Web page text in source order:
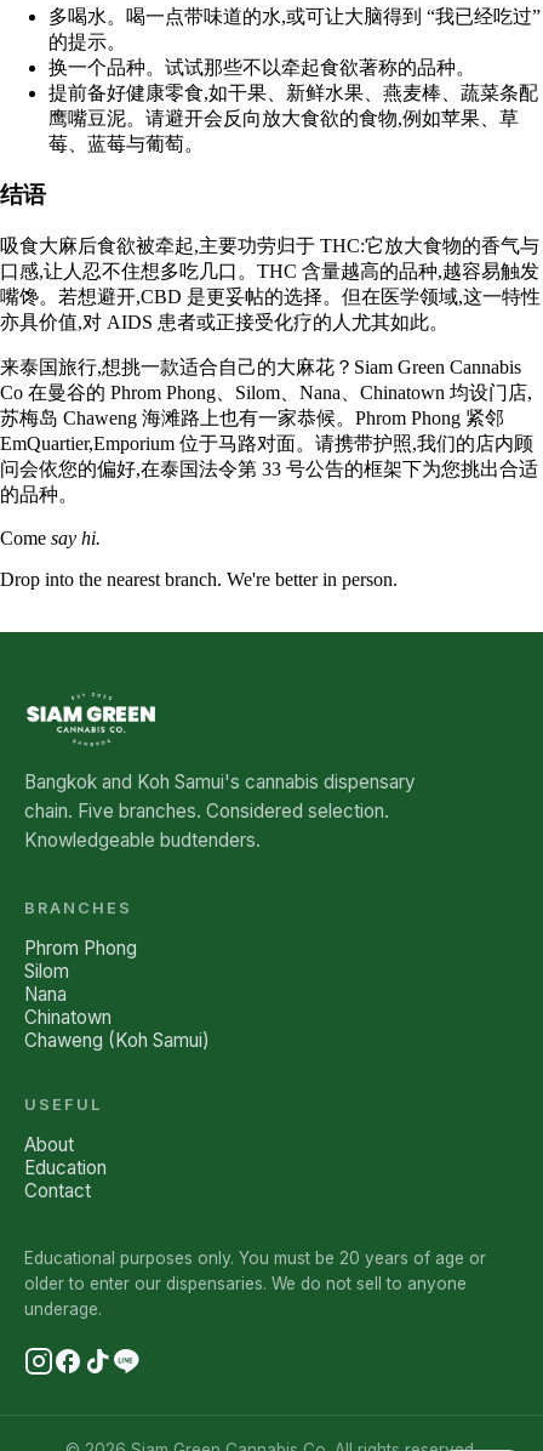
多喝水。喝一点带味道的水,或可让大脑得到 “我已经吃过”
的提示。
换一个品种。试试那些不以牵起食欲著称的品种。
提前备好健康零食,如干果、新鲜水果、燕麦棒、蔬菜条配
鹰嘴豆泥。请避开会反向放大食欲的食物,例如苹果、草
莓、蓝莓与葡萄。
结语
吸食大麻后食欲被牵起,主要功劳归于 THC:它放大食物的香气与
口感,让人忍不住想多吃几口。THC 含量越高的品种,越容易触发
嘴馋。若想避开,CBD 是更妥帖的选择。但在医学领域,这一特性
亦具价值,对 AIDS 患者或正接受化疗的人尤其如此。
来泰国旅行,想挑一款适合自己的大麻花？Siam Green Cannabis
Co 在曼谷的 Phrom Phong、Silom、Nana、Chinatown 均设门店,
苏梅岛 Chaweng 海滩路上也有一家恭候。Phrom Phong 紧邻
EmQuartier,Emporium 位于马路对面。请携带护照,我们的店内顾
问会依您的偏好,在泰国法令第 33 号公告的框架下为您挑出合适
的品种。
Come say hi.
Drop into the nearest branch. We're better in person.
Bangkok and Koh Samui's cannabis dispensary
chain. Five branches. Considered selection.
Knowledgeable budtenders.
BRANCHES
Phrom Phong
Silom
Nana
Chinatown
Chaweng (Koh Samui)
USEFUL
About
Education
Contact
Educational purposes only. You must be 20 years of age or
older to enter our dispensaries. We do not sell to anyone
underage.